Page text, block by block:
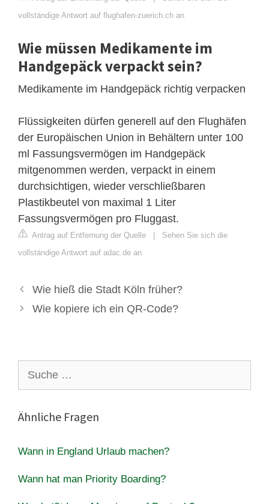
vollständige Antwort auf flughafen-zuerich.ch an
Wie müssen Medikamente im
Handgepäck verpackt sein?
Medikamente im Handgepäck richtig verpacken
Flüssigkeiten dürfen generell auf den Flughäfen
der Europäischen Union in Behältern unter 100
ml Fassungsvermögen im Handgepäck
mitgenommen werden, verpackt in einem
durchsichtigen, wieder verschließbaren
Plastikbeutel von maximal 1 Liter
Fassungsvermögen pro Fluggast.
Antrag auf Entfernung der Quelle | Sehen Sie sich die
vollständige Antwort auf adac.de an
Wie hieß die Stadt Köln früher?
Wie kopiere ich ein QR-Code?
nach:
Ähnliche Fragen
Wann in England Urlaub machen?
Wann hat man Priority Boarding?